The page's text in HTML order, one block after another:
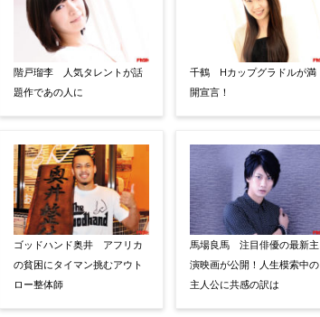
階戸瑠李 人気タレントが話
題作であの人に
ゴッドハンド奥井 アフリカ
の貧困にタイマン挑むアウト
ロー整体師
千鶴 Hカップグラドルが満
開宣言！
馬場良馬 注目俳優の最新主
演映画が公開！人生模索中の
主人公に共感の訳は